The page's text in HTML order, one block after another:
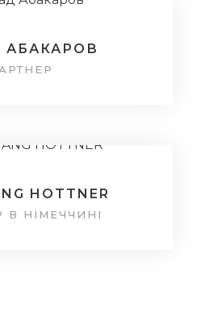
АБАКАРОВ
HOTTNER
В НІМЕЧЧИНІ